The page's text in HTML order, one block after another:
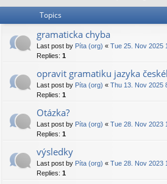
Topics
gramaticka chyba
Last post by Píta (org) « Tue 25. Nov 2025
Replies: 1
opravit gramatiku jazyka
Last post by Píta (org) « Thu 13. Nov 2025
Replies: 1
Otázka?
Last post by Píta (org) « Tue 28. Nov 2023
Replies: 1
výsledky
Last post by Píta (org) « Tue 28. Nov 2023
Replies: 1